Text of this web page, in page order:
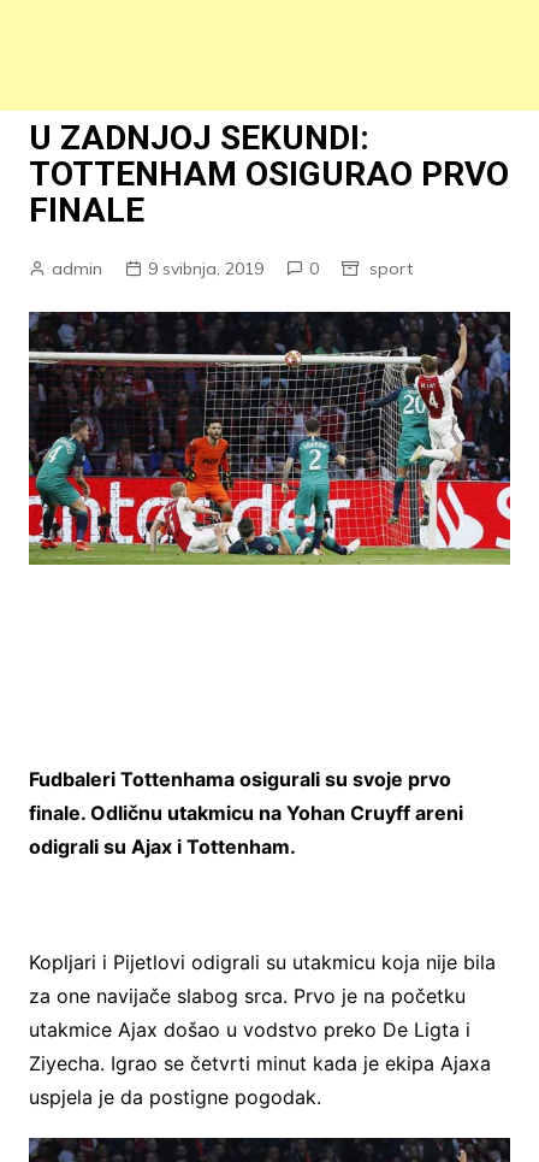
U ZADNJOJ SEKUNDI:
TOTTENHAM OSIGURAO PRVO
FINALE
admin 9 svibnja, 2019 0 sport
Fudbaleri Tottenhama osigurali su svoje prvo
finale. Odličnu utakmicu na Yohan Cruyff areni
odigrali su Ajax i Tottenham.
Kopljari i Pijetlovi odigrali su utakmicu koja nije bila
za one navijače slabog srca. Prvo je na početku
utakmice Ajax došao u vodstvo preko De Ligta i
Ziyecha. Igrao se četvrti minut kada je ekipa Ajaxa
uspjela je da postigne pogodak.